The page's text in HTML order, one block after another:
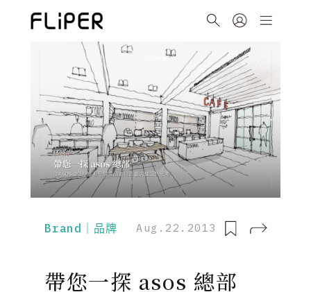
Brand｜品牌 Aug.22.2013
帶您一探 asos 總部